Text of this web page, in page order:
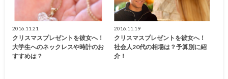
2016.11.21
クリスマスプレゼントを彼女へ！
大学生へのネックレスや時計のお
すすめは？
2016.11.19
クリスマスプレゼントを彼女へ！
社会人20代の相場は？予算別に紹
介！